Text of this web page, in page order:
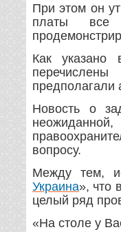
При этом он
платы
Как
предполагали
Новость о
вопросу.
Между тем,
Украина», что
целый ряд
«На столе у